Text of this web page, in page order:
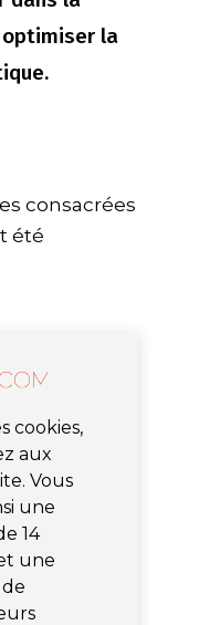
la
consacrées
été
cookies,
aux
Vous
une
14
une